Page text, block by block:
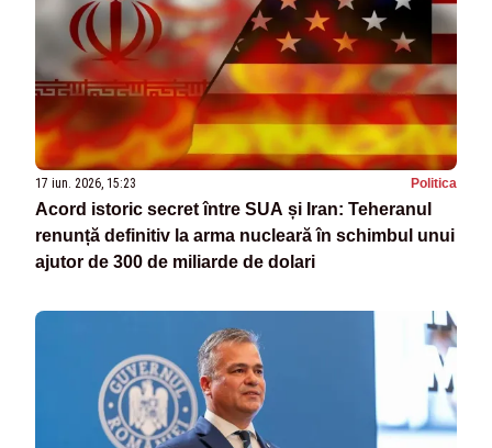
17 iun. 2026, 15:23 Politica
Acord istoric secret între SUA și Iran: Teheranul
renunță definitiv la arma nucleară în schimbul unui
ajutor de 300 de miliarde de dolari